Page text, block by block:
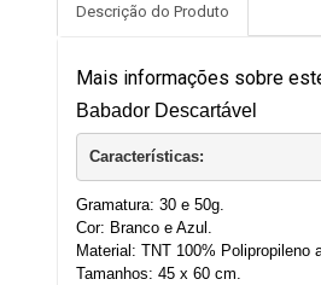
Descrição do Produto
Mais informações sobre
Babador Descartável
Características:
Gramatura: 30 e 50g.
Cor: Branco e Azul.
Material: TNT 100% Polipropileno
Tamanhos: 45 x 60 cm.